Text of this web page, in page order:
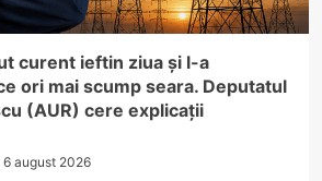
curent ieftin ziua și l-a
ori mai scump seara. Deputatul
(AUR) cere explicații
6 august 2026